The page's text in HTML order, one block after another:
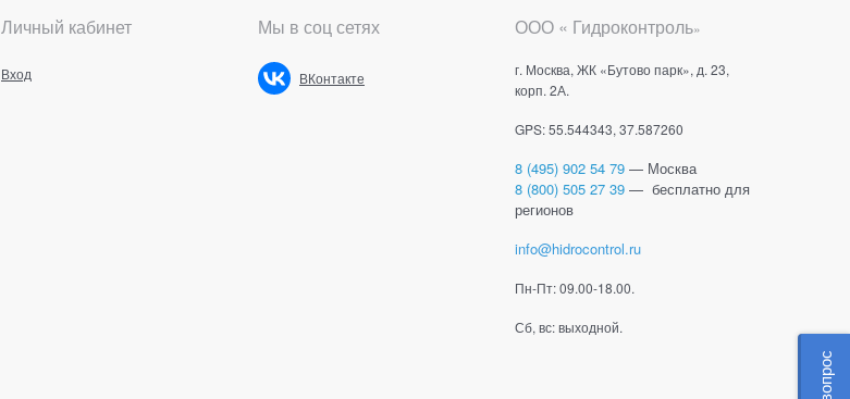
Личный кабинет
Вход
Мы в соц сетях
ВКонтакте
ООО « Гидроконтроль»
г. Москва, ЖК «Бутово парк», д. 23,
корп. 2А.
GPS: 55.544343, 37.587260
8 (495) 902 54 79 — Москва
8 (800) 505 27 39 — бесплатно для
регионов
info@hidrocontrol.ru
Пн-Пт: 09.00-18.00.
Сб, вс: выходной.